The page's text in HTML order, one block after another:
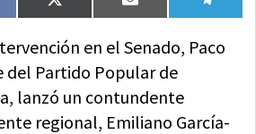
Compartir
en
X
(Twitter)
Compartir
en
Email
en
en el Senado, Paco
del Partido Popular de
lanzó un contundente
regional, Emiliano García-